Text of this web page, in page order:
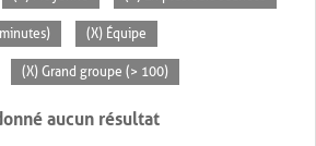
(X) Équipe
(X) Grand groupe (> 100)
aucun résultat